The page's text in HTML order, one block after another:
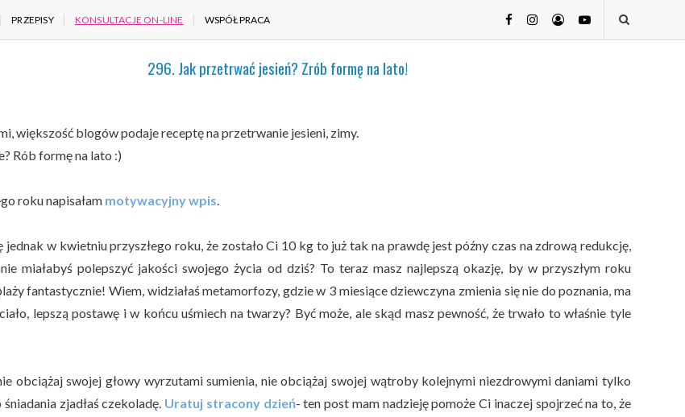
PRZEPISY KONSULTACJE ON-LINE WSPÓŁPRACA
296. Jak przetrwać jesień? Zrób formę na lato!
większość blogów podaje receptę na przetrwanie jesieni, zimy.
Rób formę na lato :)
roku napisałam motywacyjny wpis.
jednak w kwietniu przyszłego roku, że zostało Ci 10 kg to już tak na prawdę jest późny czas na zdrową redukcję,
miałabyś polepszyć jakości swojego życia od dziś? To teraz masz najlepszą okazję, by w przyszłym roku
fantastycznie! Wiem, widziałaś metamorfozy, gdzie w 3 miesiące dziewczyna zmienia się nie do poznania, ma
lepszą postawę i w końcu uśmiech na twarzy? Być może, ale skąd masz pewność, że trwało to właśnie tyle
obciążaj swojej głowy wyrzutami sumienia, nie obciążaj swojej wątroby kolejnymi niezdrowymi daniami tylko
zjadłaś czekoladę. Uratuj stracony dzień- ten post mam nadzieję pomoże Ci inaczej spojrzeć na to, że